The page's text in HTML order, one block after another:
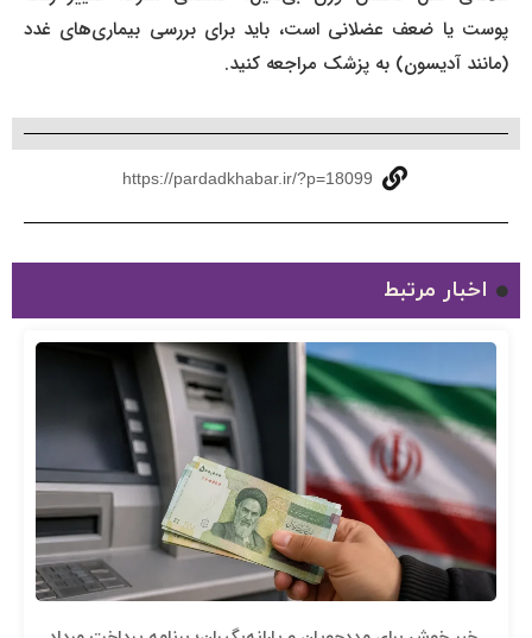
پوست یا ضعف عضلانی است، باید برای بررسی بیماری‌های غدد
(مانند آدیسون) به پزشک مراجعه کنید.
https://pardadkhabar.ir/?p=18099
اخبار مرتبط